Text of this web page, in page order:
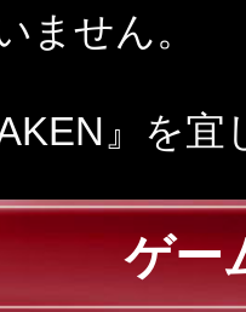
ません。
』を
ゲー